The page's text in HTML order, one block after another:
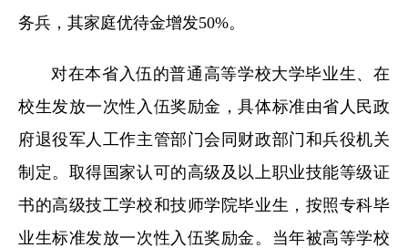
务兵，其家庭优待金增发50%。
对在本省入伍的普通高等学校大学毕业生、在
校生发放一次性入伍奖励金，具体标准由省人民政
府退役军人工作主管部门会同财政部门和兵役机关
制定。取得国家认可的高级及以上职业技能等级证
书的高级技工学校和技师学院毕业生，按照专科毕
业生标准发放一次性入伍奖励金。当年被高等学校